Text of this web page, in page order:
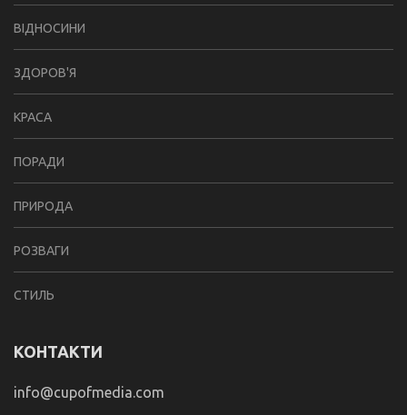
ВІДНОСИНИ
ЗДОРОВ'Я
КРАСА
ПОРАДИ
ПРИРОДА
РОЗВАГИ
СТИЛЬ
КОНТАКТИ
info@cupofmedia.com